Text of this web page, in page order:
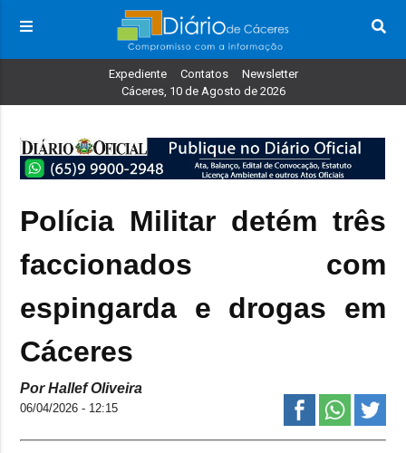
Expediente Contatos
Newsletter
Cáceres, 10 de Agosto de 2026
Polícia Militar detém três
faccionados com
espingarda e drogas em
Cáceres
Por Hallef Oliveira
06/04/2026 - 12:15